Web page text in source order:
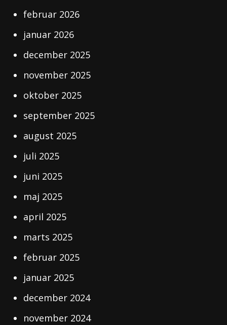
februar 2026
januar 2026
december 2025
november 2025
oktober 2025
september 2025
august 2025
juli 2025
juni 2025
maj 2025
april 2025
marts 2025
februar 2025
januar 2025
december 2024
november 2024